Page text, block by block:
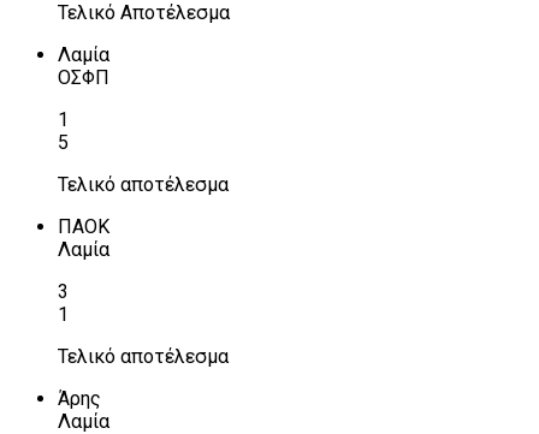
Τελικό Αποτέλεσμα
Λαμία
ΟΣΦΠ
1
5
Τελικό αποτέλεσμα
ΠΑΟΚ
Λαμία
3
1
Τελικό αποτέλεσμα
Άρης
Λαμία